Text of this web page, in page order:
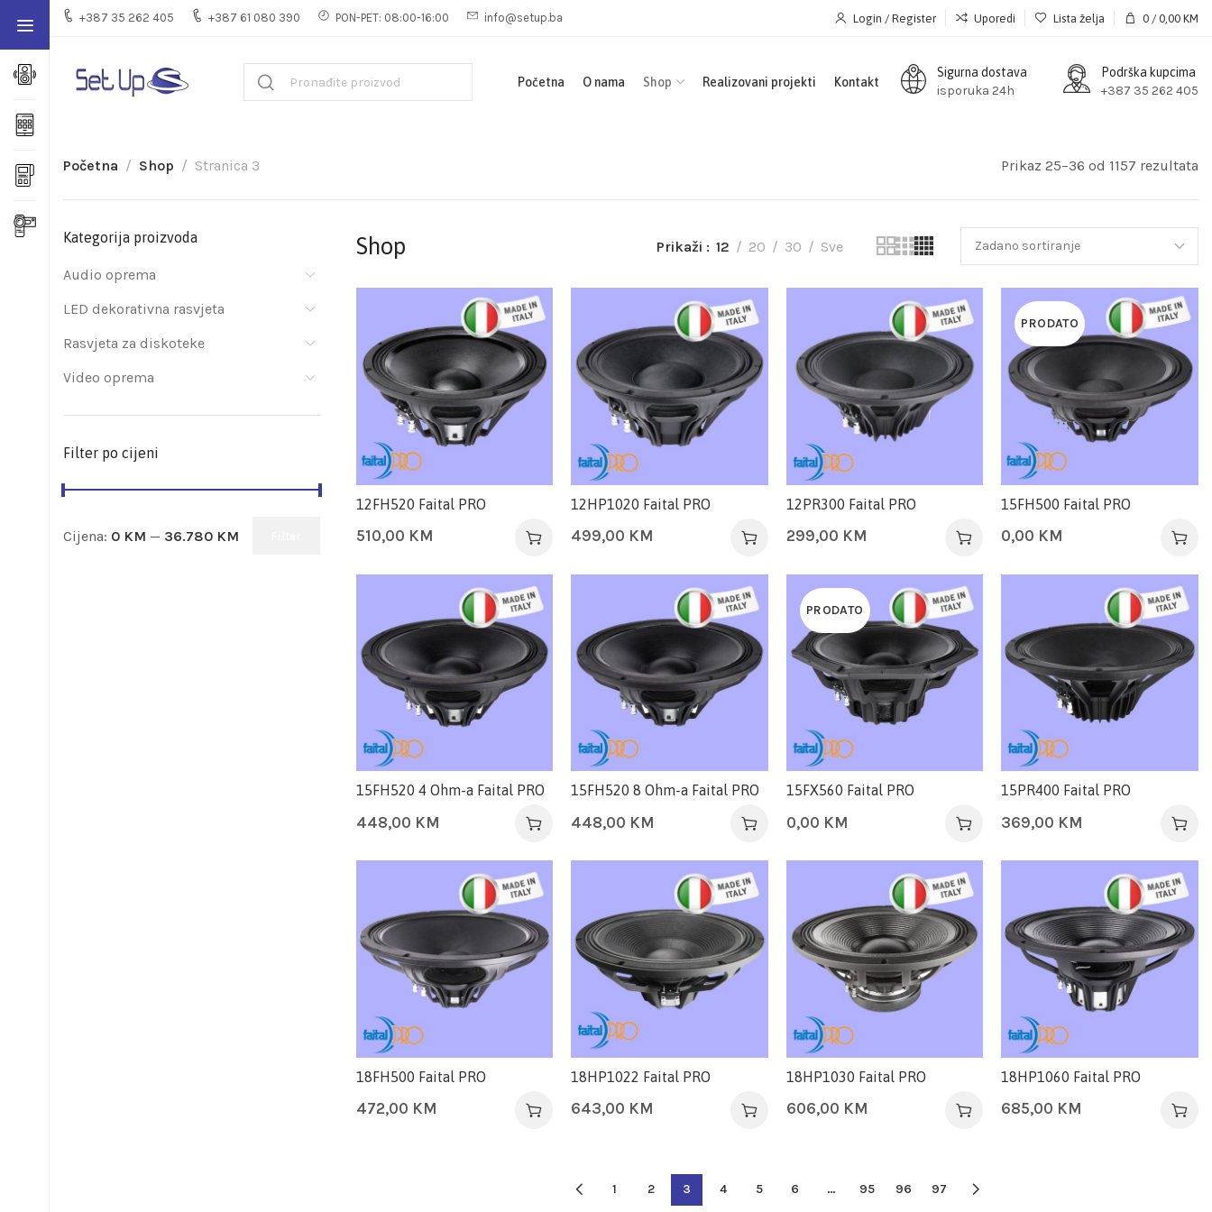
+387 35 262 405 +387 61 080 390 PON-PET: 08:00-16:00 info@setup.ba Login / Register Uporedi Lista želja 0 / 0,00 KM
Početna O nama Shop Realizovani projekti Kontakt
Sigurna dostava
isporuka 24h
Podrška kupcima
+387 35 262 405
Početna Shop Stranica 3 Prikaz 25–36 od 1157 rezultata
Kategorija proizvoda
Audio oprema
LED dekorativna rasvjeta
Rasvjeta za diskoteke
Video oprema
Filter po cijeni
Cijena: 0 KM — 36.780 KM
Shop Prikaži 12 20 30 Sve
12FH520 Faital PRO
510,00 KM
12HP1020 Faital PRO
499,00 KM
12PR300 Faital PRO
299,00 KM
PRODATO
15FH500 Faital PRO
0,00 KM
15FH520 4 Ohm-a Faital PRO
448,00 KM
15FH520 8 Ohm-a Faital PRO
448,00 KM
PRODATO
15FX560 Faital PRO
0,00 KM
15PR400 Faital PRO
369,00 KM
18FH500 Faital PRO
472,00 KM
18HP1022 Faital PRO
643,00 KM
18HP1030 Faital PRO
606,00 KM
18HP1060 Faital PRO
685,00 KM
1 2 3 4 5 6 … 95 96 97